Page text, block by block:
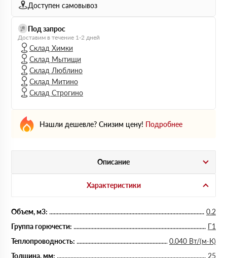
Доступен самовывоз
Под запрос
Доставим в течение 1-2 дней
Склад Химки
Склад Мытищи
Склад Люблино
Склад Митино
Склад Строгино
Нашли дешевле? Снизим цену! Подробнее
Описание
Характеристики
Объем, м3:
0.2
Группа горючести:
Г1
Теплопроводность:
0.040 Вт/(м·К)
Толщина, мм:
25